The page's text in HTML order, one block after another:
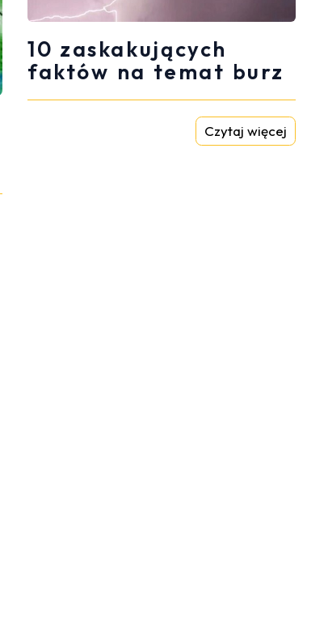
10 zaskakujących
faktów na temat burz
Czytaj więcej